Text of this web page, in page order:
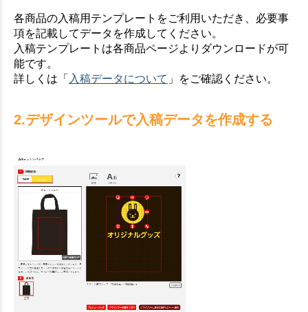
各商品の入稿用テンプレートをご利用いただき、必要事
項を記載してデータを作成してください。
入稿テンプレートは各商品ページよりダウンロードが可
能です。
詳しくは「 入稿データについて 」をご確認ください。
2.デザインツールで入稿データを作成する